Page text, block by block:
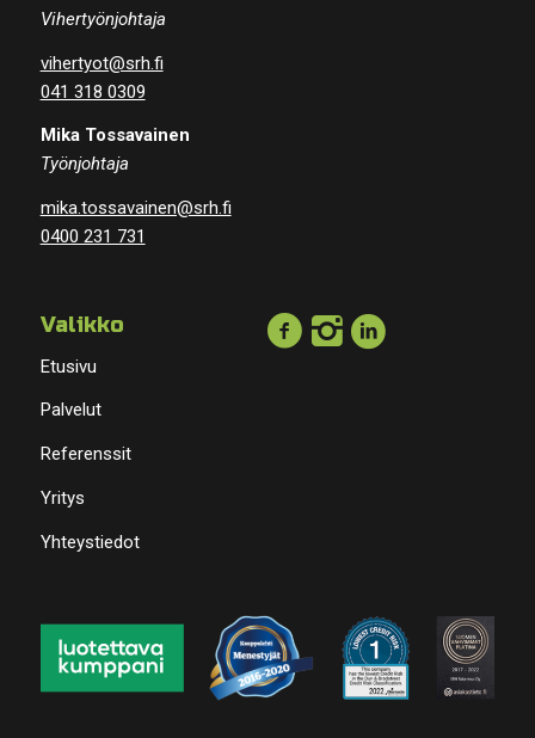
Vihertyönjohtaja
vihertyot@srh.fi
041 318 0309
Mika Tossavainen
Työnjohtaja
mika.tossavainen@srh.fi
0400 231 731
Valikko
Etusivu
Palvelut
Referenssit
Yritys
Yhteystiedot